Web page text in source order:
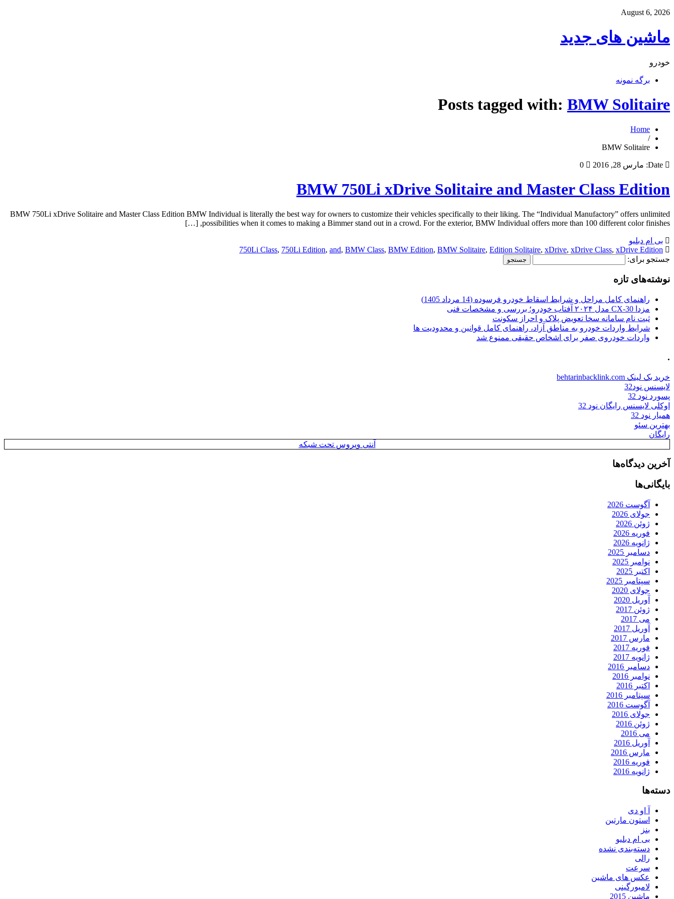
August 6, 2026
ماشین های جدید
خودرو
برگه نمونه
Posts tagged with: BMW Solitaire
Home
/
BMW Solitaire
Date: مارس 28, 2016 0
BMW 750Li xDrive Solitaire and Master Class Edition
BMW 750Li xDrive Solitaire and Master Class Edition BMW Individual is literally the best way for owners to customize their vehicles specifically to their liking. The “Individual Manufactory” offers unlimited
possibilities when it comes to making a Bimmer stand out in a crowd. For the exterior, BMW Individual offers more than 100 different color finishes, […]
بی ام دبلیو
750Li Class, 750Li Edition, and, BMW Class, BMW Edition, BMW Solitaire, Edition Solitaire, xDrive, xDrive Class, xDrive Edition
جستجو برای:
نوشته‌های تازه
راهنمای کامل مراحل و شرایط اسقاط خودرو فرسوده (14 مرداد 1405)
مزدا CX-30 مدل ۲۰۲۴ آفتاب خودرو؛ بررسی و مشخصات فنی
ثبت نام سامانه سخا تعویض پلاک و احراز سکونت
شرایط واردات خودرو به مناطق آزاد، راهنمای کامل قوانین و محدودیت ها
واردات خودروی صفر برای اشخاص حقیقی ممنوع شد
.
خرید بک لینک behtarinbacklink.com
لایسنس نود32
پسورد نود 32
اوکلی لایسنس رایگان نود 32
همیار نود 32
بهترین سئو
رایگان
آنتی ویروس تحت شبکه
آخرین دیدگاه‌ها
بایگانی‌ها
آگوست 2026
جولای 2026
ژوئن 2026
فوریه 2026
ژانویه 2026
دسامبر 2025
نوامبر 2025
اکتبر 2025
سپتامبر 2025
جولای 2020
آوریل 2020
ژوئن 2017
می 2017
آوریل 2017
مارس 2017
فوریه 2017
ژانویه 2017
دسامبر 2016
نوامبر 2016
اکتبر 2016
سپتامبر 2016
آگوست 2016
جولای 2016
ژوئن 2016
می 2016
آوریل 2016
مارس 2016
فوریه 2016
ژانویه 2016
دسته‌ها
آ او دی
استون مارتین
بنز
بی ام دبلیو
دسته‌بندی نشده
رالی
سرعت
عکس های ماشین
لامبورگینی
ماشین 2015